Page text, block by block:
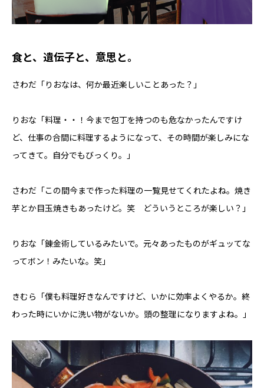
食と、遺伝子と、意思と。
さわだ「りおなは、何か最近楽しいことあった？」
りおな「料理・・！今まで包丁を持つのも危なかったんですけ
ど、仕事の合間に料理するようになって、その時間が楽しみにな
ってきて。自分でもびっくり。」
さわだ「この間今まで作った料理の一覧見せてくれたよね。焼き
芋とか目玉焼きもあったけど。笑 どういうところが楽しい？」
りおな「錬金術しているみたいで。元々あったものがギュッてな
ってボン！みたいな。笑」
きむら「僕も料理好きなんですけど、いかに効率よくやるか。終
わった時にいかに洗い物がないか。頭の整理になりますよね。」